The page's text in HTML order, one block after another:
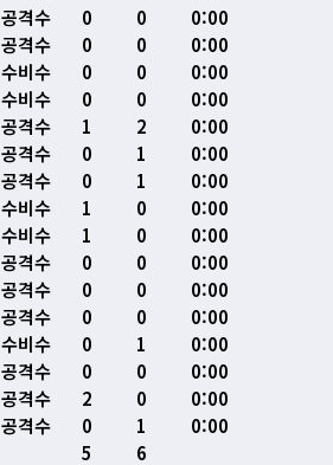
공격수 0 0
0:00
공격수 0 0
0:00
수비수 0 0
0:00
수비수 0 0
0:00
공격수 1 2
0:00
공격수 0 1
0:00
공격수 0 1
0:00
수비수 1 0
0:00
수비수 1 0
0:00
공격수 0 0
0:00
공격수 0 0
0:00
공격수 0 0
0:00
수비수 0 1
0:00
공격수 0 0
0:00
공격수 2 0
0:00
공격수 0 1
0:00
5 6